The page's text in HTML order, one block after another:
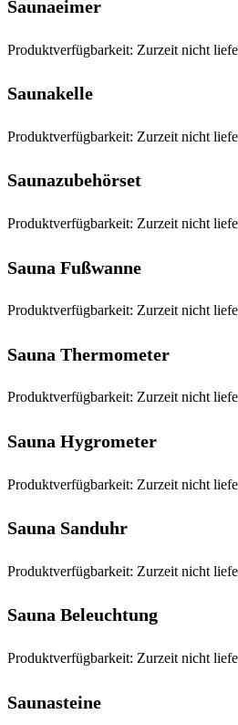
Saunaeimer
Produktverfügbarkeit: Zurzeit nicht
Saunakelle
Produktverfügbarkeit: Zurzeit nicht
Saunazubehörset
Produktverfügbarkeit: Zurzeit nicht
Sauna Fußwanne
Produktverfügbarkeit: Zurzeit nicht
Sauna Thermometer
Produktverfügbarkeit: Zurzeit nicht
Sauna Hygrometer
Produktverfügbarkeit: Zurzeit nicht
Sauna Sanduhr
Produktverfügbarkeit: Zurzeit nicht
Sauna Beleuchtung
Produktverfügbarkeit: Zurzeit nicht
Saunasteine